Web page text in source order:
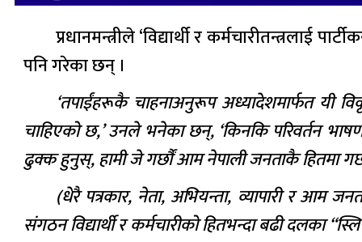
प्रधानमन्त्रीले ‘विद्यार्थी र
पनि गरेका छन् ।
‘तपाईंहरूकै चाहनाअनुरूप अध्यादेशमार्फत यी
चाहिएको छ,’ उनले भनेका छन्, ‘किनकि परिवर्तन
ढुक्क हुनुस्, हामी जे गर्छौं आम नेपाली जनताकै हितमा
(धेरै पत्रकार, नेता, अभियन्ता, व्यापारी र आम
संगठन विद्यार्थी र कर्मचारीको हितभन्दा बढी दलका